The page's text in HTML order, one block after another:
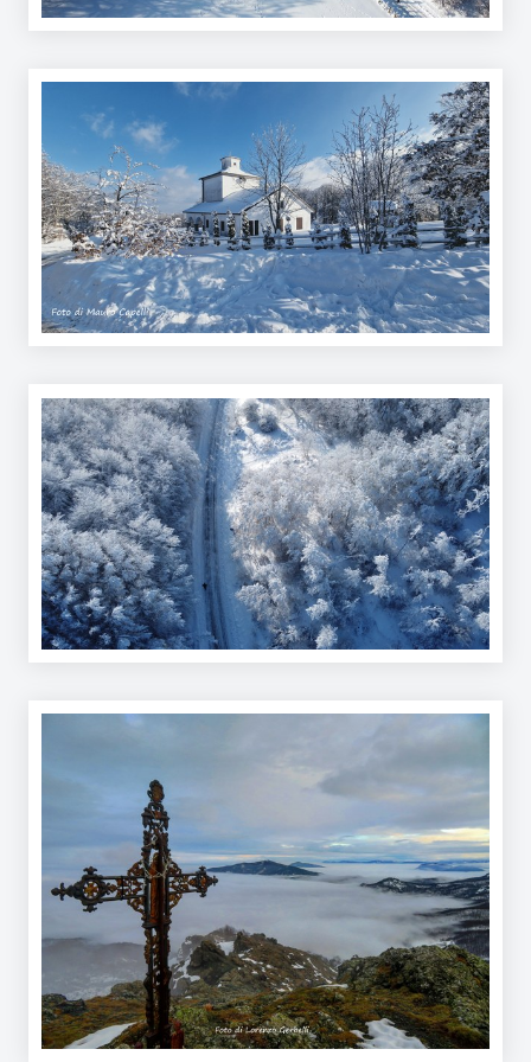
Leggi Atti Bandi
Piani Programmi
Progetti